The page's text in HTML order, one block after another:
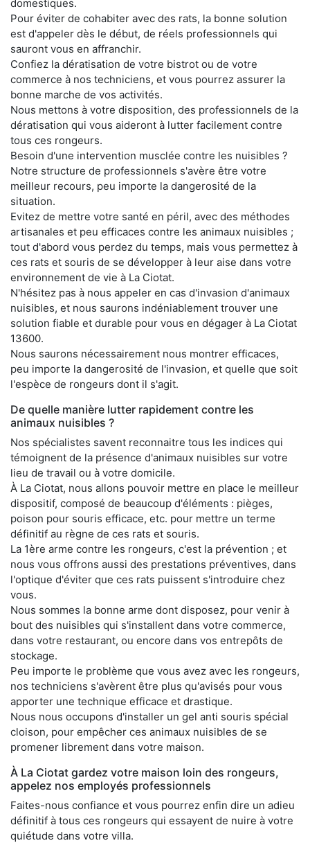
domestiques.
Pour éviter de cohabiter avec des rats, la bonne solution
est d'appeler dès le début, de réels professionnels qui
sauront vous en affranchir.
Confiez la dératisation de votre bistrot ou de votre
commerce à nos techniciens, et vous pourrez assurer la
bonne marche de vos activités.
Nous mettons à votre disposition, des professionnels de la
dératisation qui vous aideront à lutter facilement contre
tous ces rongeurs.
Besoin d'une intervention musclée contre les nuisibles ?
Notre structure de professionnels s'avère être votre
meilleur recours, peu importe la dangerosité de la
situation.
Evitez de mettre votre santé en péril, avec des méthodes
artisanales et peu efficaces contre les animaux nuisibles ;
tout d'abord vous perdez du temps, mais vous permettez à
ces rats et souris de se développer à leur aise dans votre
environnement de vie à La Ciotat.
N'hésitez pas à nous appeler en cas d'invasion d'animaux
nuisibles, et nous saurons indéniablement trouver une
solution fiable et durable pour vous en dégager à La Ciotat
13600.
Nous saurons nécessairement nous montrer efficaces,
peu importe la dangerosité de l'invasion, et quelle que soit
l'espèce de rongeurs dont il s'agit.
De quelle manière lutter rapidement contre les
animaux nuisibles ?
Nos spécialistes savent reconnaitre tous les indices qui
témoignent de la présence d'animaux nuisibles sur votre
lieu de travail ou à votre domicile.
À La Ciotat, nous allons pouvoir mettre en place le meilleur
dispositif, composé de beaucoup d'éléments : pièges,
poison pour souris efficace, etc. pour mettre un terme
définitif au règne de ces rats et souris.
La 1ère arme contre les rongeurs, c'est la prévention ; et
nous vous offrons aussi des prestations préventives, dans
l'optique d'éviter que ces rats puissent s'introduire chez
vous.
Nous sommes la bonne arme dont disposez, pour venir à
bout des nuisibles qui s'installent dans votre commerce,
dans votre restaurant, ou encore dans vos entrepôts de
stockage.
Peu importe le problème que vous avez avec les rongeurs,
nos techniciens s'avèrent être plus qu'avisés pour vous
apporter une technique efficace et drastique.
Nous nous occupons d'installer un gel anti souris spécial
cloison, pour empêcher ces animaux nuisibles de se
promener librement dans votre maison.
À La Ciotat gardez votre maison loin des rongeurs,
appelez nos employés professionnels
Faites-nous confiance et vous pourrez enfin dire un adieu
définitif à tous ces rongeurs qui essayent de nuire à votre
quiétude dans votre villa.